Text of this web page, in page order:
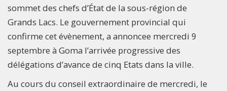
sommet des chefs d’État de la sous-région de
Grands Lacs. Le gouvernement provincial qui
confirme cet évènement, a annoncee mercredi 9
septembre à Goma l’arrivée progressive des
délégations d’avance de cinq Etats dans la ville.
Au cours du conseil extraordinaire de mercredi, le